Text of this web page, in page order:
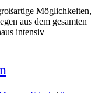
Möglichkeiten,
aus dem gesamten
intensiv